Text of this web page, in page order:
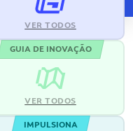
VER TODOS
GUIA DE INOVAÇÃO
VER TODOS
IMPULSIONA